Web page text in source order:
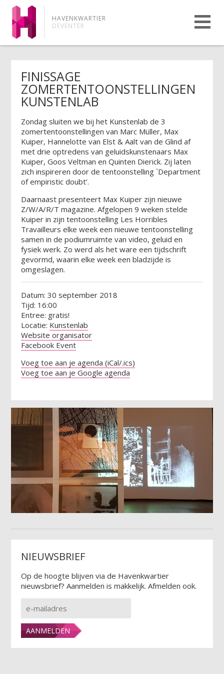
HAVENKWARTIER
DEVENTER
FINISSAGE
ZOMERTENTOONSTELLINGEN
KUNSTENLAB
Zondag sluiten we bij het Kunstenlab de 3
zomertentoonstellingen van Marc Müller, Max
Kuiper, Hannelotte van Elst & Aalt van de Glind af
met drie optredens van geluidskunstenaars Max
Kuiper, Goos Veltman en Quinten Dierick. Zij laten
zich inspireren door de tentoonstelling `Department
of empiristic doubt’.
Daarnaast presenteert Max Kuiper zijn nieuwe
Z/W/A/R/T magazine. Afgelopen 9 weken stelde
Kuiper in zijn tentoonstelling Les Horribles
Travailleurs elke week een nieuwe tentoonstelling
samen in de podiumruimte van video, geluid en
fysiek werk. Zo werd als het ware een tijdschrift
gevormd, waarin elke week een bladzijde is
omgeslagen.
Datum: 30 september 2018
Tijd: 16:00
Entree: gratis!
Locatie: Kunstenlab
Website organisator
Facebook Event
Voeg toe aan je agenda (iCal/.ics)
Voeg toe aan je Google agenda
NIEUWSBRIEF
Op de hoogte blijven via de Havenkwartier
nieuwsbrief? Aanmelden is makkelijk. Afmelden ook.